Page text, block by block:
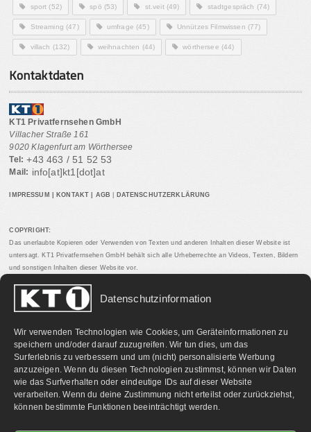
Datenschutzinformation
Wir verwenden Technologien wie Cookies, um Geräteinformationen zu
speichern und/oder darauf zuzugreifen. Wir tun dies, um das
Surferlebnis zu verbessern und um (nicht) personalisierte Werbung
anzuzeigen. Wenn du diesen Technologien zustimmst, können wir Daten
wie das Surfverhalten oder eindeutige IDs auf dieser Website
verarbeiten. Wenn du deine Zustimmung nicht erteilst oder zurückziehst,
können bestimmte Funktionen beeinträchtigt werden.
sport (52) spö (53) st.veit(49) stadtgespräch (74)
Streaming (47) umfrage (45) Unnützes Filmwissen (77)
villach (132) weihnachten (44) wörthersee (44)
Kontaktdaten
KT1 Privatfernsehen GmbH
Villacher Straße 161
9020 Klagenfurt am Wörthersee
Tel: +43 463 / 51 52 53
Mail: info[at]kt1[dot]at
IMPRESSUM KONTAKT AGB DATENSCHUTZERKLÄRUNG
COPYRIGHT:
Das unerlaubte Kopieren oder Verwenden von Texten und anderen Inhalten dieser Website ist
untersagt. KT1 Privatfernsehen GmbH behält sich alle Urheberrechte an Videos, Texten, Bildern
und sonstigen Inhalten dieser Website vor.
PARTNERLINKS: